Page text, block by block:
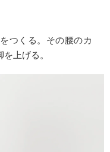
つくる。その腰のカ
上げる。